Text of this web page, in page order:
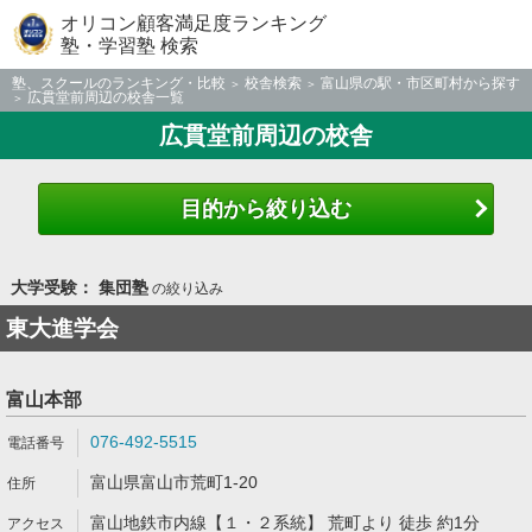
オリコン顧客満足度ランキング
塾・学習塾 検索
塾、スクールのランキング・比較 校舎検索
富山県の駅・市区町村から探す
広貫堂前周辺の校舎一覧
広貫堂前周辺の校舎
目的から絞り込む
大学受験： 集団塾の絞り込み
東大進学会
富山本部
076-492-5515
富山県富山市荒町1-20
富山地鉄市内線【１・２系統】 荒町より 徒歩 約1分